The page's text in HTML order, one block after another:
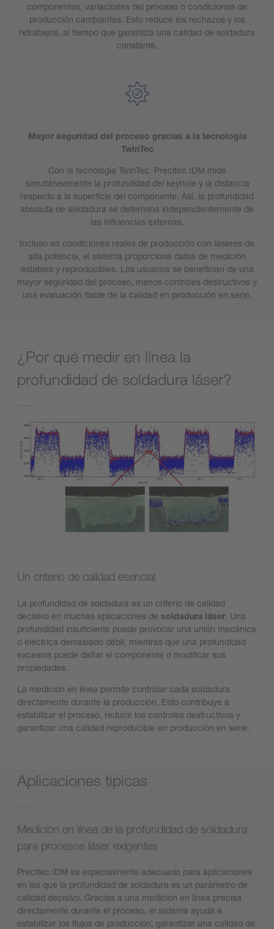
componentes, variaciones del proceso o condiciones de
producción cambiantes. Esto reduce los rechazos y los
retrabajos, al tiempo que garantiza una calidad de soldadura
constante.
Mayor seguridad del proceso gracias a la tecnología
TwinTec
Con la tecnología TwinTec, Precitec IDM mide
simultáneamente la profundidad del keyhole y la distancia
respecto a la superficie del componente. Así, la profundidad
absoluta de soldadura se determina independientemente de
las influencias externas.
Incluso en condiciones reales de producción con láseres de
alta potencia, el sistema proporciona datos de medición
estables y reproducibles. Los usuarios se benefician de una
mayor seguridad del proceso, menos controles destructivos y
una evaluación fiable de la calidad en producción en serie.
¿Por qué medir en línea la
profundidad de soldadura láser?
Un criterio de calidad esencial
La profundidad de soldadura es un criterio de calidad
decisivo en muchas aplicaciones de soldadura láser . Una
profundidad insuficiente puede provocar una unión mecánica
o eléctrica demasiado débil, mientras que una profundidad
excesiva puede dañar el componente o modificar sus
propiedades.
La medición en línea permite controlar cada soldadura
directamente durante la producción. Esto contribuye a
estabilizar el proceso, reducir los controles destructivos y
garantizar una calidad reproducible en producción en serie.
Aplicaciones típicas
Medición en línea de la profundidad de soldadura
para procesos láser exigentes
Precitec IDM es especialmente adecuado para aplicaciones
en las que la profundidad de soldadura es un parámetro de
calidad decisivo. Gracias a una medición en línea precisa
directamente durante el proceso, el sistema ayuda a
estabilizar los flujos de producción, garantizar una calidad de